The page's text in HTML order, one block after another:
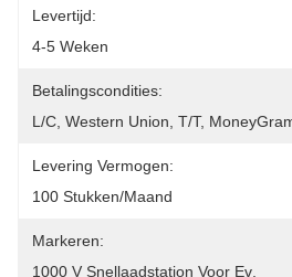
Levertijd:
4-5 Weken
Betalingscondities:
L/C, Western Union, T/T,
Levering Vermogen:
100 Stukken/maand
Markeren:
1000 V Snellaadstation Voor Ev